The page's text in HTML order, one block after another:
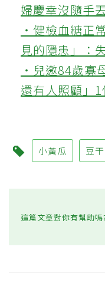
婦慶幸沒隨手
‧健檢血糖正
見的隱患」：
‧兒邀84歲寡
還有人照顧」
小黃瓜 豆干
這篇文章對你有幫助嗎